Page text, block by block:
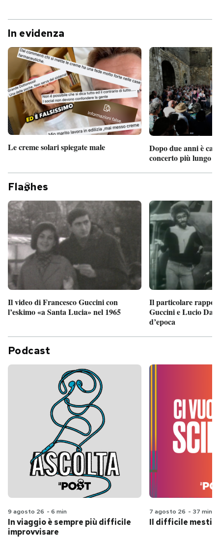
In evidenza
Le creme solari spiegate male
Dopo due anni è
concerto più lungo
Fla hes
Il video di Francesco Guccini con
l’eskimo «a Santa Lucia» nel 1965
Il particolare
Guccini e Lucio
d’epoca
Podcast
9 agosto 26 - 6 min
In viaggio è sempre più difficile
improvvisare
7 agosto 26 - 37 min
Il difficile